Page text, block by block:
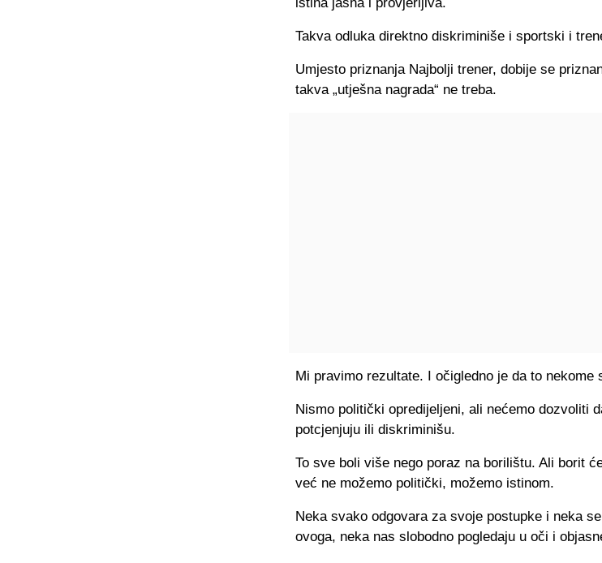
Takva odluka direktno diskriminiše i sportski i
Umjesto priznanja Najbolji trener, dobije se
takva „utješna nagrada“ ne treba.
Mi pravimo rezultate. I očigledno je da to nekome
Nismo politički opredijeljeni, ali nećemo dozvoliti
potcjenjuju ili diskriminišu.
To sve boli više nego poraz na borilištu. Ali borit
već ne možemo politički, možemo istinom.
Neka svako odgovara za svoje postupke i neka
ovoga, neka nas slobodno pogledaju u oči i